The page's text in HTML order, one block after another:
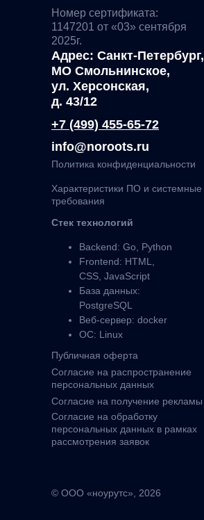
Адрес: Санкт-Петербург,
МО Смольнинское,
ул. Херсонская,
д. 43/12
+7 (499) 455-65-72
© ООО «ноурутс», 2026
Номер сертификата:
1147201 от «03» сентября
2025г.
Стек технологий
Backend: Go, Python
Frontend: HTML,
CSS, JavaScript
База данных:
PostgreSQL
Веб-сервер: docker
ОС: Linux
Характеристики ПО и системные
требования
Политика конфиденциальности
info@noroots.ru
Публичная оферта
Согласие на распространение
персональных данных
Согласие на получение рекламы
Согласие на обработку
персональных данных в рамках
рассмотрения заявок